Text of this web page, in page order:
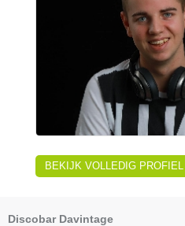
BEKIJK VOLLEDIG PROFIEL
Discobar Davintage